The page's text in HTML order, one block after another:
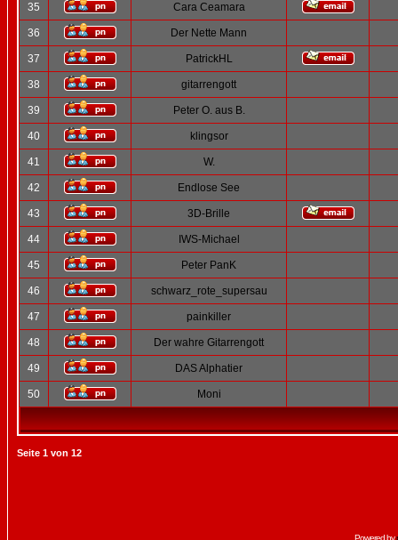
35 Cara Ceamara
36 Der Nette Mann
37 PatrickHL
38 gitarrengott
39 Peter O. aus B.
40 klingsor
41 W.
42 Endlose See
43 3D-Brille
44 IWS-Michael
45 Peter PanK
46 schwarz_rote_supersau
47 painkiller
48 Der wahre Gitarrengott
49 DAS Alphatier
50 Moni
Seite 1 von 12
Powered by